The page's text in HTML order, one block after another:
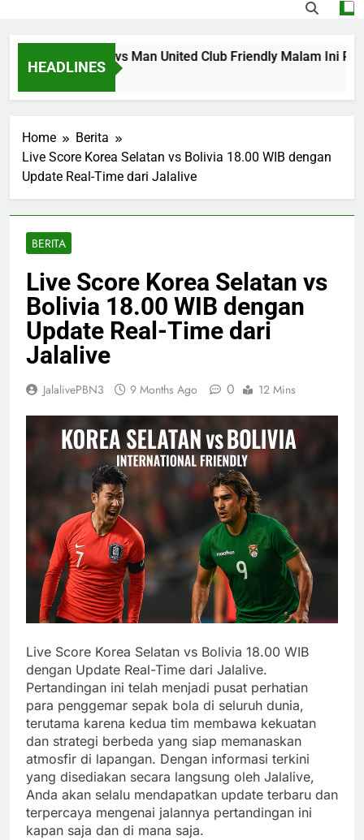
HEADLINES
Streaming PSG vs Man United Club Friendly Malam Ini
Home
Berita
Live Score Korea Selatan vs Bolivia 18.00 WIB dengan
Update Real-Time dari Jalalive
BERITA
Live Score Korea Selatan vs
Bolivia 18.00 WIB dengan
Update Real-Time dari
Jalalive
JalalivePBN3 9 Months Ago 0 12 Mins
Live Score Korea Selatan vs Bolivia 18.00 WIB
dengan Update Real-Time dari Jalalive.
Pertandingan ini telah menjadi pusat perhatian
para penggemar sepak bola di seluruh dunia,
terutama karena kedua tim membawa kekuatan
dan strategi berbeda yang siap memanaskan
atmosfir di lapangan. Dengan informasi terkini
yang disediakan secara langsung oleh Jalalive,
Anda akan selalu mendapatkan update terbaru dan
terpercaya mengenai jalannya pertandingan ini
kapan saja dan di mana saja.